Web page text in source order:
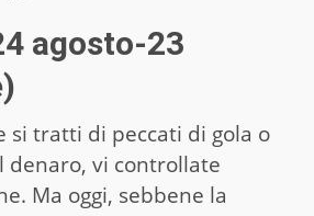
agosto-23
si tratti di peccati di gola o
denaro, vi controllate
Ma oggi, sebbene la